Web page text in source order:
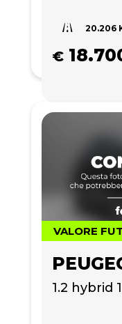
20.206
€
VALORE
1.2 hybrid